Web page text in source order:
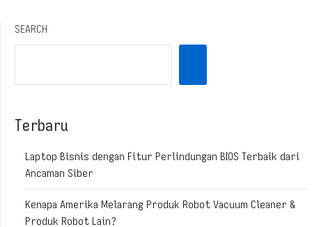
SEARCH
Terbaru
Laptop Bisnis dengan Fitur Perlindungan BIOS Terbaik dari
Ancaman Siber
Kenapa Amerika Melarang Produk Robot Vacuum Cleaner &
Produk Robot Lain?